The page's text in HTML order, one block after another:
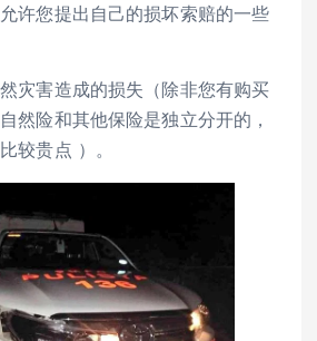
许您提出自己的损坏索赔的一些
灾害造成的损失（除非您有购买
然险和其他保险是独立分开的，
较贵点 ）。